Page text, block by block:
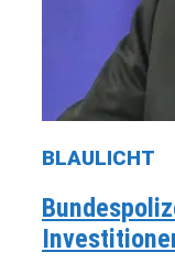
BLAULICHT